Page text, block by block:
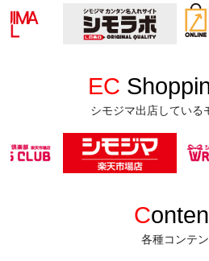
EC
シモジマ出店している
C
各種コンテ